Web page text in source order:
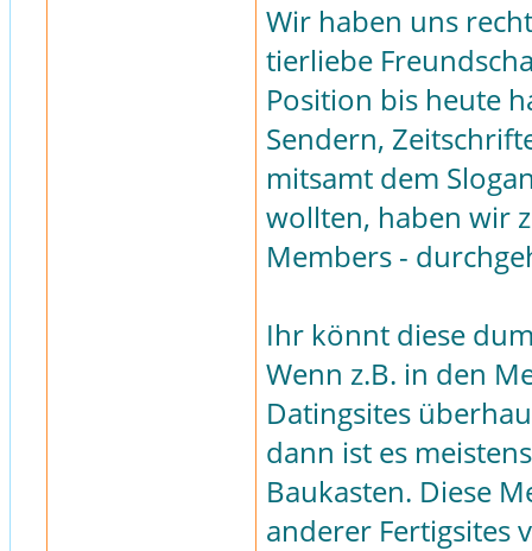
Wir haben uns
tierliebe
Position bis heute
Sendern,
mitsamt dem
wollten, haben wir
Members -
Ihr könnt diese
Wenn z.B. in den
Datingsites
dann ist es
Baukasten. Diese
anderer Fertigsites